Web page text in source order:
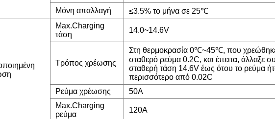
Μόνη απαλλαγή
≤3.5% το μήνα σε 25℃
Max.Charging
τάση
14.0~14.6V
Τρόπος χρέωσης
Στη θερμοκρασία 0℃~45℃, που
σταθερό ρεύμα 0.2C, και έπειτα, άλλαξε
σταθερή τάση 14.6V έως ότου το ρεύμα
περισσότερο από 0.02C
Ρεύμα χρέωσης
50A
Max.Charging
ρεύμα
120A